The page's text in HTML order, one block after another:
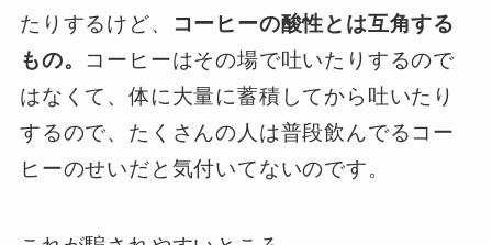
たりするけど、
コーヒーの酸性とは互角する
もの。
コーヒーはその場で吐いたりするので
はなくて、体に大量に蓄積してから吐いたり
するので、たくさんの人は普段飲んでるコー
ヒーのせいだと気付いてないのです。